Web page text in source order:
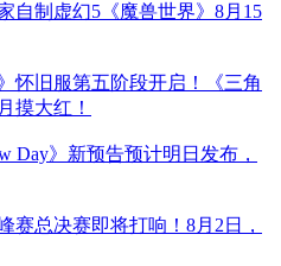
自制虚幻5《魔兽世界》8月15
怀旧服第五阶段开启！《三角
摸大红！
Day》新预告预计明日发布，
赛总决赛即将打响！8月2日，